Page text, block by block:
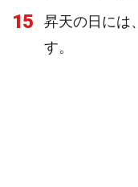
15 昇天の日には、
す。